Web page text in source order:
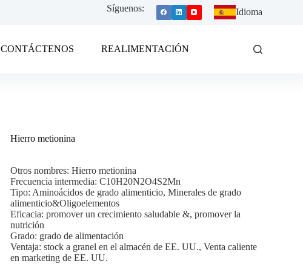
Síguenos: Idioma
CONTÁCTENOS REALIMENTACIÓN
Hierro metionina
Otros nombres: Hierro metionina
Frecuencia intermedia: C10H20N2O4S2Mn
Tipo: Aminoácidos de grado alimenticio, Minerales de grado
alimenticio&Oligoelementos
Eficacia: promover un crecimiento saludable &, promover la
nutrición
Grado: grado de alimentación
Ventaja: stock a granel en el almacén de EE. UU., Venta caliente
en marketing de EE. UU.